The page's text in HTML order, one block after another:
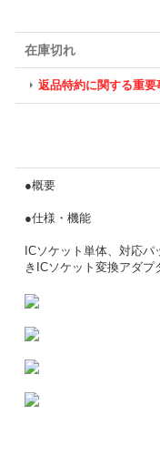
在庫切れ
返品特約に関する重要
●概要
●仕様・機能
ICソケット単体、対応
きICソケット変換アダプ